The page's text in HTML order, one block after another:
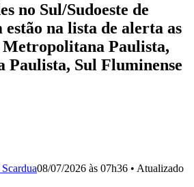
no Sul/Sudoeste de
na lista de alerta as
Metropolitana Paulista,
Paulista, Sul Fluminense
08/07/2026 às 07h36 • Atualizado